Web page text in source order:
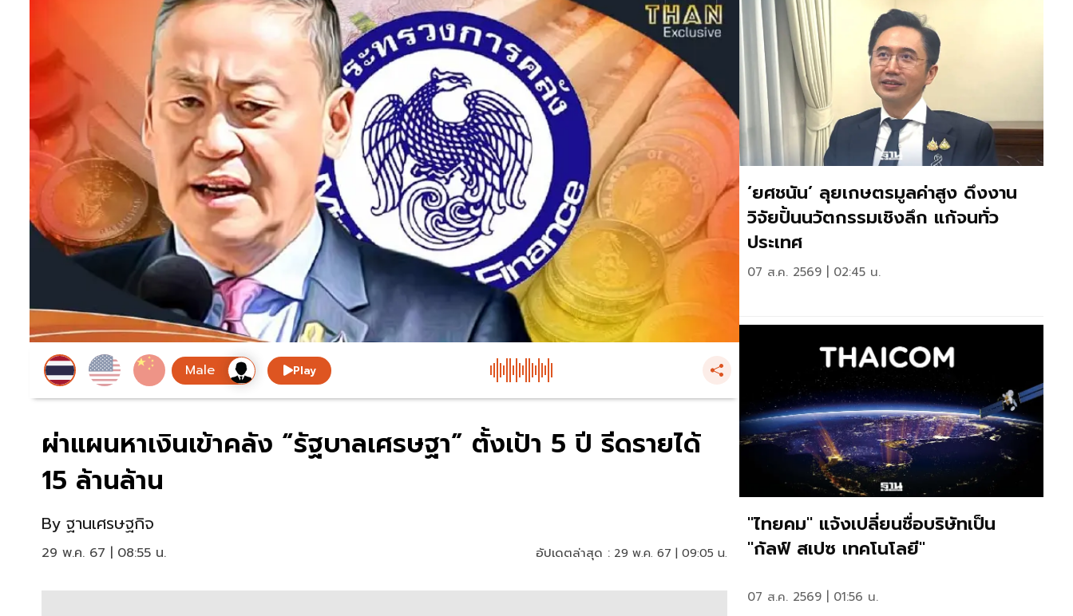
Play
ผ่าแผนหาเงินเข้าคลัง “รัฐบาลเศรษฐา” ตั้งเป้า 5 ปี รีดรายได้
15 ล้านล้าน
By ฐานเศรษฐกิจ
29 พ.ค. 67 | 08:55 น. อัปเดตล่าสุด : 29 พ.ค. 67 | 09:05 น.
‘ยศชนัน’ ลุยเกษตรมูลค่าสูง ดึงงาน
วิจัยปั้นนวัตกรรมเชิงลึก แก้จนทั่ว
ประเทศ
07 ส.ค. 2569 | 02:45 น.
"ไทยคม" แจ้งเปลี่ยนชื่อบริษัทเป็น
"กัลฟ์ สเปซ เทคโนโลยี"
07 ส.ค. 2569 | 01:56 น.